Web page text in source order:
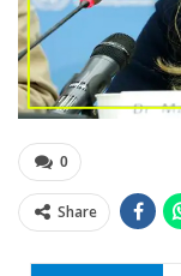
0
Share